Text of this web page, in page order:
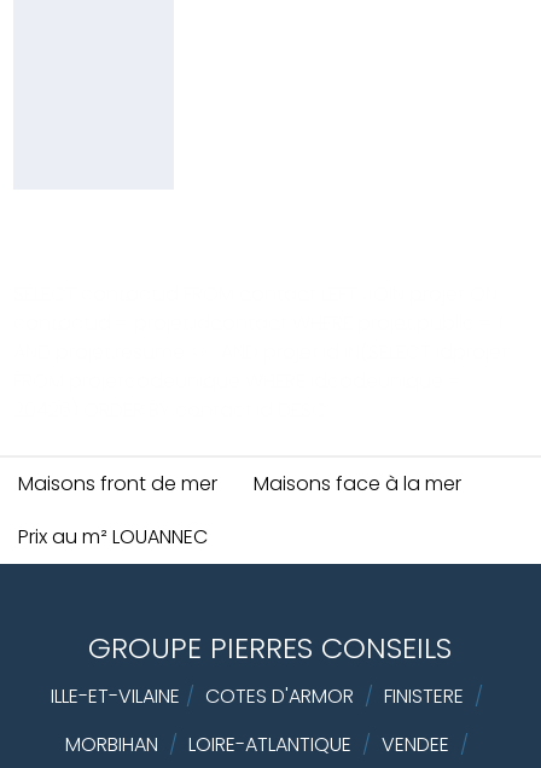
Maisons front de mer
Maisons face à la mer
Prix au m² LOUANNEC
GROUPE PIERRES CONSEILS
ILLE-ET-VILAINE / COTES D'ARMOR / FINISTERE /
MORBIHAN / LOIRE-ATLANTIQUE / VENDEE /